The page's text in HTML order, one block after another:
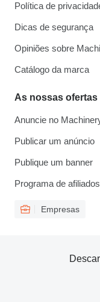
Política de
Dicas de segurança
Opiniões sobre
Catálogo da marca
As nossas ofertas
Anuncie no
Publicar um anúncio
Publique um banner
Programa de afiliados
Empresas